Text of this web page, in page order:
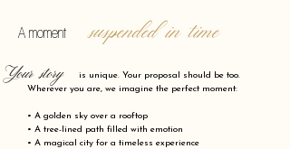
A moment suspended in time
is unique. Your proposal should be too.
Wherever you are, we imagine the perfect moment:
• A golden sky over a rooftop
• A tree-lined path filled with emotion
• A magical city for a timeless experience
Your story